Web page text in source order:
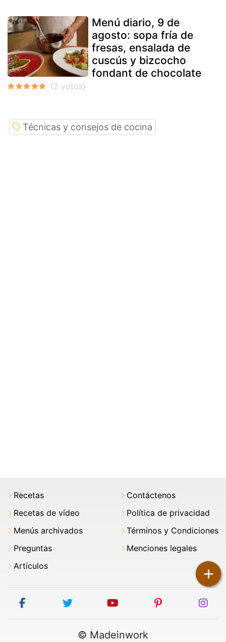
Menú diario, 9 de
agosto: sopa fría de
fresas, ensalada de
cuscús y bizcocho
fondant de chocolate
+
Técnicas y consejos de cocina
Recetas
Recetas de vídeo
Menús archivados
Preguntas
Artículos
Contáctenos
Política de privacidad
Términos y Condiciones
Menciones legales
facebook twitter youtube pinterest
© Madeinwork